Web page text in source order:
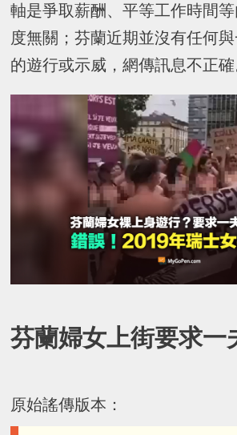
軸是爭取薪酬、平等工作時間
度無關；芬蘭近期並沒有任何
的遊行或示威，網傳訊息不正確
芬蘭婦女上街要求一
原始謠傳版本：